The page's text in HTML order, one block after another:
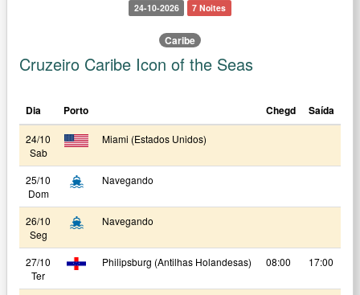
24-10-2026 7 Noites
Caribe
Cruzeiro Caribe Icon of the Seas
Dia Porto Chegd Saída
24/10
Sab
Miami (Estados Unidos)
25/10
Dom
Navegando
26/10
Seg
Navegando
27/10
Ter
Philipsburg (Antilhas Holandesas) 08:00 17:00